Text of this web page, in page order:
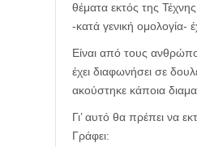
θέματα εκτός της
-κατά γενική ομολογία-
Είναι από τους
έχει διαφωνήσει σε
ακούστηκε κάποια
Γι’ αυτό θα πρέπει να
Γράφει: